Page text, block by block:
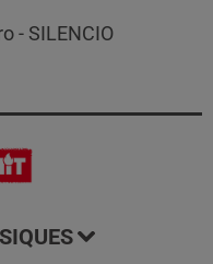
- SILENCIO